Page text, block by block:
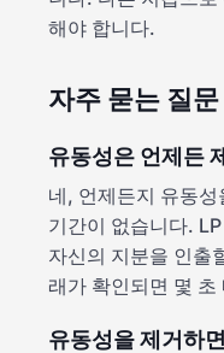
해야 합니다.
자주 묻는 질문
유동성은 언제든
네, 언제든지 유동
기간이 없습니다.
자신의 지분을 인출
래가 확인되면 몇
유동성을 제거하